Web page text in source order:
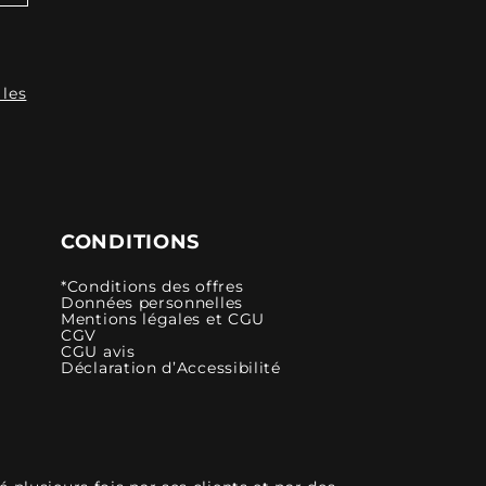
CONDITIONS
*Conditions des offres
Données personnelles
Mentions légales et CGU
CGV
CGU avis
Déclaration d’Accessibilité